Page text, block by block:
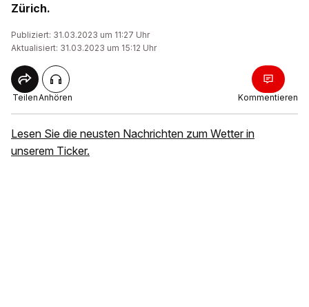
Zürich.
Publiziert: 31.03.2023 um 11:27 Uhr
Aktualisiert: 31.03.2023 um 15:12 Uhr
TeilenAnhören Kommentieren
Lesen Sie die neusten Nachrichten zum Wetter in
unserem Ticker.